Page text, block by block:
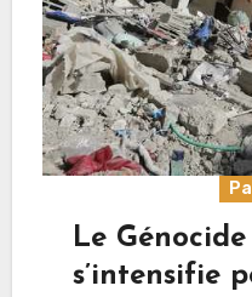
Le
s’intensifie